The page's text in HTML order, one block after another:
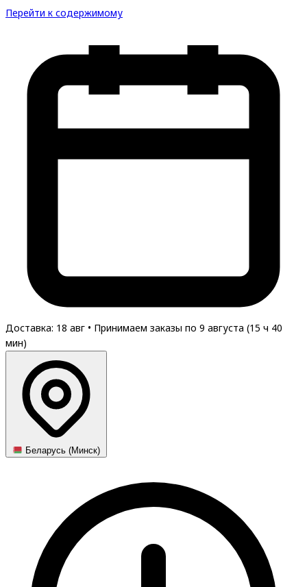
Перейти к содержимому
Доставка: 18 авг • Принимаем заказы по 9 августа (15 ч 40
мин)
Беларусь (Минск)